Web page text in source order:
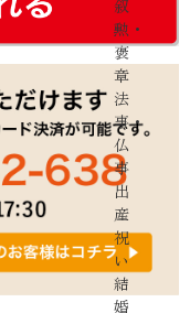
叙
勲・
褒
章
法
事・
仏
事
出
産
祝
い
結
婚